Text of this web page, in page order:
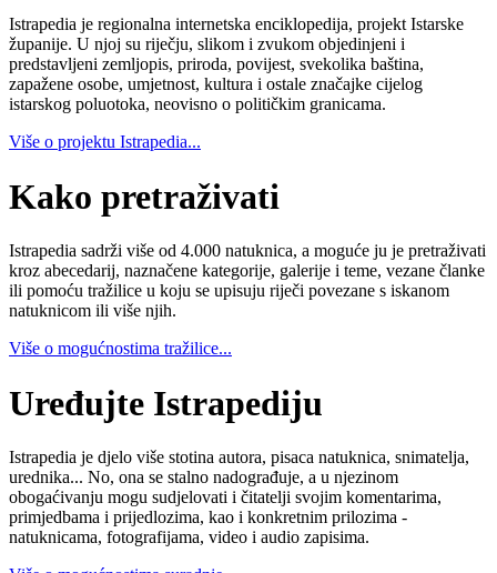
Istrapedia je regionalna internetska enciklopedija, projekt Istarske
županije. U njoj su riječju, slikom i zvukom objedinjeni i
predstavljeni zemljopis, priroda, povijest, svekolika baština,
zapažene osobe, umjetnost, kultura i ostale značajke cijelog
istarskog poluotoka, neovisno o političkim granicama.
Više o projektu Istrapedia...
Kako pretraživati
Istrapedia sadrži više od 4.000 natuknica, a moguće ju je pretraživati
kroz abecedarij, naznačene kategorije, galerije i teme, vezane članke
ili pomoću tražilice u koju se upisuju riječi povezane s iskanom
natuknicom ili više njih.
Više o mogućnostima tražilice...
Uređujte Istrapediju
Istrapedia je djelo više stotina autora, pisaca natuknica, snimatelja,
urednika... No, ona se stalno nadograđuje, a u njezinom
obogaćivanju mogu sudjelovati i čitatelji svojim komentarima,
primjedbama i prijedlozima, kao i konkretnim prilozima -
natuknicama, fotografijama, video i audio zapisima.